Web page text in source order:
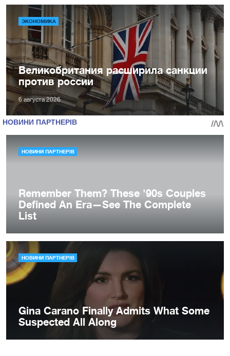
ЭКОНОМИКА
Великобритания расширила санкции
против россии
6 августа 2026